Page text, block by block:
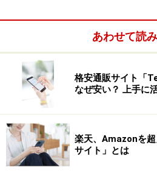
ネットショッピングで失敗しない
ックしておきたい
あわせて読
格安通販サイト「
なぜ安い？ 上手に
楽天、Amazonを
サイト」とは